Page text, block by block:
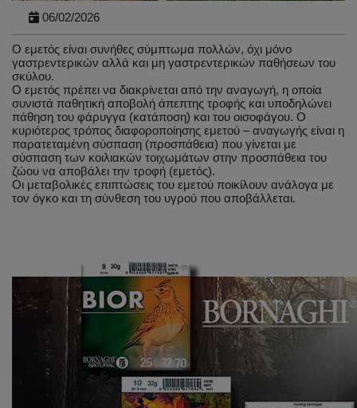
06/02/2026
Ο εμετός είναι συνήθες σύμπτωμα πολλών, όχι μόνο
γαστρεντερικών αλλά και μη γαστρεντερικών παθήσεων του
σκύλου.
Ο εμετός πρέπει να διακρίνεται από την αναγωγή, η οποία
συνιστά παθητική αποβολή άπεπτης τροφής και υποδηλώνει
πάθηση του φάρυγγα (κατάποση) και του οισοφάγου. Ο
κυριότερος τρόπος διαφοροποίησης εμετού – αναγωγής είναι η
παρατεταμένη σύσπαση (προσπάθεια) που γίνεται με
σύσπαση των κοιλιακών τοιχωμάτων στην προσπάθεια του
ζώου να αποβάλει την τροφή (εμετός).
Οι μεταβολικές επιπτώσεις του εμετού ποικίλουν ανάλογα με
τον όγκο και τη σύνθεση του υγρού που αποβάλλεται.